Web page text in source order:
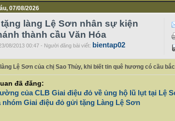
07/08/2026
làng Lệ Sơn nhân sự kiện
thành cầu Văn Hóa
08/2013 00:47 - Người đăng bài viết: bientap02
Lệ Sơn của chị Sao Thủy, khi biết tin quê hương có cầu
đã đăng:
của CLB Giai điệu đỏ về ủng hộ lũ lụt tại Lệ
nhóm Giai điệu đỏ gửi tặng Làng Lệ Sơn